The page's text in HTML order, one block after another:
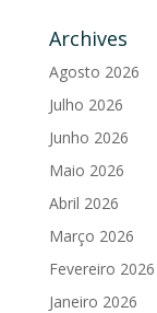
Archives
Agosto 2026
Julho 2026
Junho 2026
Maio 2026
Abril 2026
Março 2026
Fevereiro 2026
Janeiro 2026